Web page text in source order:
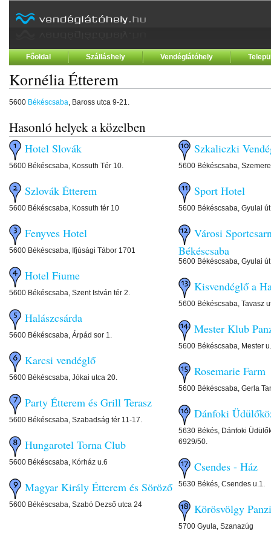
Főoldal Szálláshely Vendéglátóhely
Kornélia Étterem
5600 Békéscsaba, Baross utca 9-21.
Hasonló helyek a közelben
Hotel Slovák
5600 Békéscsaba, Kossuth Tér 10.
Szlovák Étterem
5600 Békéscsaba, Kossuth tér 10
Fenyves Hotel
5600 Békéscsaba, Ifjúsági Tábor 1701
Hotel Fiume
5600 Békéscsaba, Szent István tér 2.
Halászcsárda
5600 Békéscsaba, Árpád sor 1.
Karcsi vendéglő
5600 Békéscsaba, Jókai utca 20.
Party Étterem és Grill Terasz
5600 Békéscsaba, Szabadság tér 11-17.
Hungarotel Torna Club
5600 Békéscsaba, Kórház u.6
Magyar Király Étterem és Söröző
5600 Békéscsaba, Szabó Dezső utca 24
Szkaliczki
5600 Békéscsaba,
Sport Hotel
5600 Békéscsaba, Gyulai
Városi
Békéscsaba
5600 Békéscsaba, Gyulai
Kisvendéglő a
5600 Békéscsaba, Tavasz
Mester Klub
5600 Békéscsaba, Mester
Rosemarie Farm
5600 Békéscsaba, Gerla
Dánfoki
5630 Békés, Dánfoki
6929/50.
Csendes - Ház
5630 Békés, Csendes u.1.
Körösvölgy
5700 Gyula, Szanazúg